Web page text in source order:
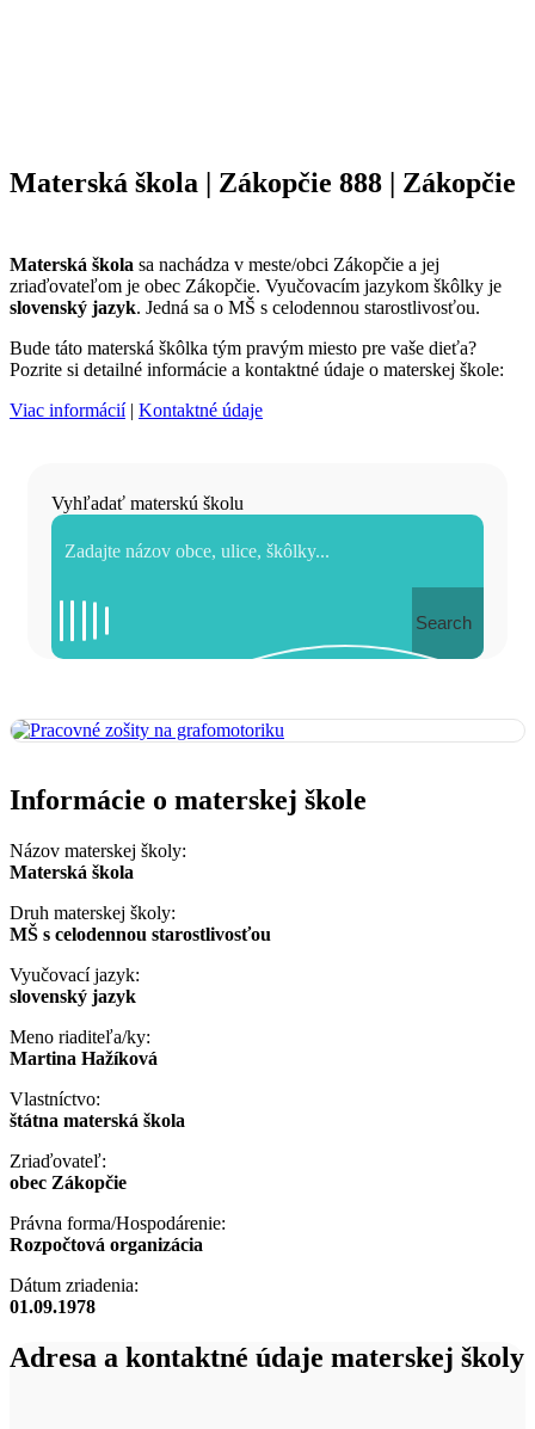
Materská škola | Zákopčie 888 | Zákopčie
Materská škola sa nachádza v meste/obci Zákopčie a jej
zriaďovateľom je obec Zákopčie. Vyučovacím jazykom škôlky je
slovenský jazyk. Jedná sa o MŠ s celodennou starostlivosťou.
Bude táto materská škôlka tým pravým miesto pre vaše dieťa?
Pozrite si detailné informácie a kontaktné údaje o materskej škole:
Viac informácií| Kontaktné údaje
Vyhľadať materskú školu
Search
Informácie o materskej škole
Názov materskej školy:
Materská škola
Druh materskej školy:
MŠ s celodennou starostlivosťou
Vyučovací jazyk:
slovenský jazyk
Meno riaditeľa/ky:
Martina Hažíková
Vlastníctvo:
štátna materská škola
Zriaďovateľ:
obec Zákopčie
Právna forma/Hospodárenie:
Rozpočtová organizácia
Dátum zriadenia:
01.09.1978
Adresa a kontaktné údaje materskej školy